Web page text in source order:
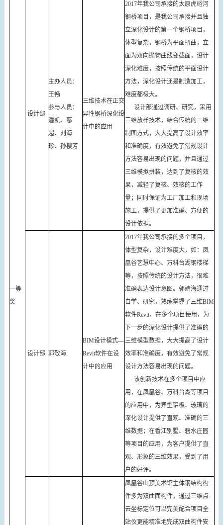
一等
奖
设计部
主办人员：
王畅
参与人员：
潘凯、慈
超、刘海
珍、孙樱芳
三维技术在正交
异性钢桥深化设
计中的应用
2017年我公司承接的太原虎峪河
钢桥项目，是我公司承接并且独
立深化设计的第一个钢桥项目，
体型复杂，钢桥为平面扭曲，立
面为双向抛物曲线变截面，设计
深化难度，按照传统的平面设计
方法，深化设计还是制造加工，
难度都极大。
设计部通过调研、研究，采用
三维放样技术，结合传统的二维
制图方式，大大提高了设计效率
和准确度，有效避免了常规设计
方法容易出现的问题，并且通过
三维模拟拼装，达到了复核的效
果，减轻了复核、效核的工作
量；同时保证为工厂加工和现场
施工，提供了更加准确、方便的
设计依据。
设计部 郭敬海
BIM设计模式—
Revit软件在设
计中的应用
2017年我公司承接的多个项目，
体型复杂，设计难度大，如：凤
凰谷艺慧中心、万科台湖钢楼梯
等，按照传统的设计方法，很难
准确表达设计意图。郭靖海通过
自学、研究，熟练掌握了三维BIM
软件Revit，在多个项目使用，为
下一步的深化设计提供了准确的
三维模型数据，大大提高了设计
效率和准确度，有效避免了常规
设计方法容易出现的问题。
该创新技术在多个项目中应
用，在凤凰谷、万科台湖等项目
的应用中，为异型铝板、玻璃的
深化设计提供了直观、准确的三
维数据；在香江别墅、碧水庄园
等项目的应用，为客户提供了直
观、形象的三维效果，受到了用
户的好评。
凤凰谷山顶美术馆主体钢结构构
件多为双曲面构件，通过三维点
云坐标定位可以完美配合项目全
站仪更能精准地完成双曲构件安